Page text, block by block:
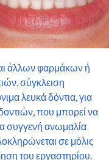
άλλων φαρμάκων ή
σύγκλειση
λευκά δόντια, για
που μπορεί να
συγγενή ανωμαλία
σε μόλις
του εργαστηρίου.